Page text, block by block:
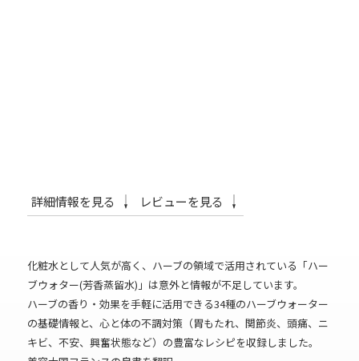
詳細情報を見る レビューを見る
化粧水として人気が高く、ハーブの領域で活用されている「ハー
ブウォター(芳香蒸留水)」は意外と情報が不足しています。
ハーブの香り・効果を手軽に活用できる34種のハーブウォーター
の基礎情報と、心と体の不調対策（胃もたれ、関節炎、頭痛、ニ
キビ、不安、興奮状態など）の豊富なレシピを収録しました。